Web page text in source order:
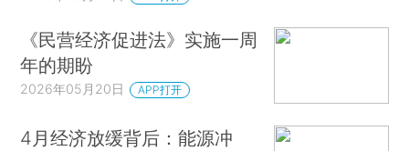
《民营经济促进法》实施一周
年的期盼
2026年05月20日 APP打开
4月经济放缓背后：能源冲